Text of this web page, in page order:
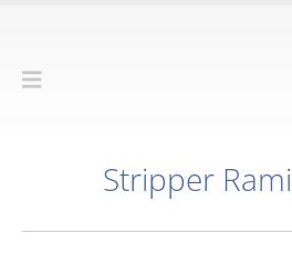
Stripper